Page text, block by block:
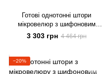
Готові однотонні штори
мікровелюр з шифоновим
тюлем на люверсах бежева в
офіс, кабінет, спальню, зал,
3 303 грн 4 464 грн
−20%